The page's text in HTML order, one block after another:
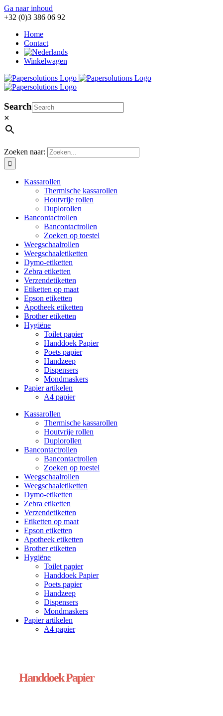
Ga naar inhoud
+32 (0)3 386 06 92
Home
Contact
Winkelwagen
Search
×
Zoeken naar:
Kassarollen
Thermische kassarollen
Houtvrije rollen
Duplorollen
Bancontactrollen
Bancontactrollen
Zoeken op toestel
Weegschaalrollen
Weegschaaletiketten
Dymo-etiketten
Zebra etiketten
Verzendetiketten
Etiketten op maat
Epson etiketten
Apotheek etiketten
Brother etiketten
Hygiëne
Toilet papier
Handdoek Papier
Poets papier
Handzeep
Dispensers
Mondmaskers
Papier artikelen
A4 papier
Kassarollen
Thermische kassarollen
Houtvrije rollen
Duplorollen
Bancontactrollen
Bancontactrollen
Zoeken op toestel
Weegschaalrollen
Weegschaaletiketten
Dymo-etiketten
Zebra etiketten
Verzendetiketten
Etiketten op maat
Epson etiketten
Apotheek etiketten
Brother etiketten
Hygiëne
Toilet papier
Handdoek Papier
Poets papier
Handzeep
Dispensers
Mondmaskers
Papier artikelen
A4 papier
Handdoek Papier